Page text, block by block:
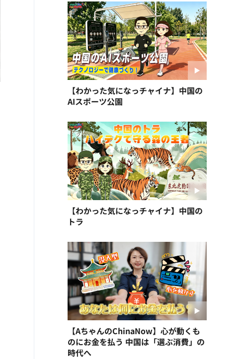
【わかった気になっチャイナ】中国の
AIスポーツ公園
【わかった気になっチャイナ】中国の
トラ
【AちゃんのChinaNow】心が動くも
のにお金を払う 中国は「選ぶ消費」の
時代へ